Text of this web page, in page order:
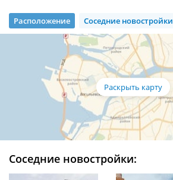
Расположение Соседние новостройки
Соседние новостройки: